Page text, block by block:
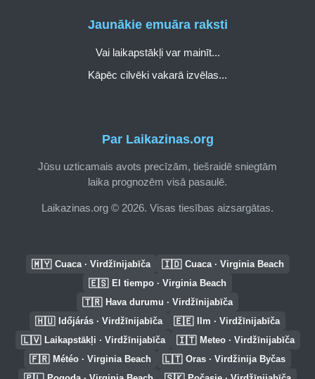
Par Laikazinas.org
Jūsu uzticamais avots precīzām, tiešraidē sniegtām
laika prognozēm visā pasaulē.
Laikazinas.org © 2026. Visas tiesības aizsargātas.
Jaunākie emuāra raksti
Vai laikapstākļi var mainīt...
Kāpēc cilvēki vakarā izvēlas...
🇲🇾 Cuaca · Virdžīnijabīča 🇮🇩 Cuaca · Virginia Beach
🇪🇸 El tiempo · Virginia Beach
🇹🇷 Hava durumu · Virdžīnijabīča
🇭🇺 Időjárás · Virdžīnijabīča 🇪🇪 Ilm · Virdžīnijabīča
🇱🇻 Laikapstākļi · Virdžīnijabīča 🇮🇹 Meteo · Virdžīnijabīča
🇫🇷 Météo · Virginia Beach 🇱🇹 Oras · Virdžinija Byčas